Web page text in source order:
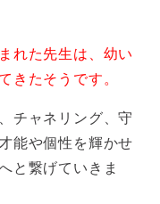
れた先生は、幼い
きたそうです。
チャネリング、守
能や個性を輝かせ
と繋げていきま